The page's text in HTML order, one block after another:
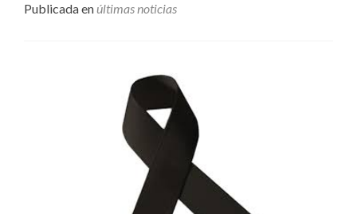
Publicada enúltimas noticias